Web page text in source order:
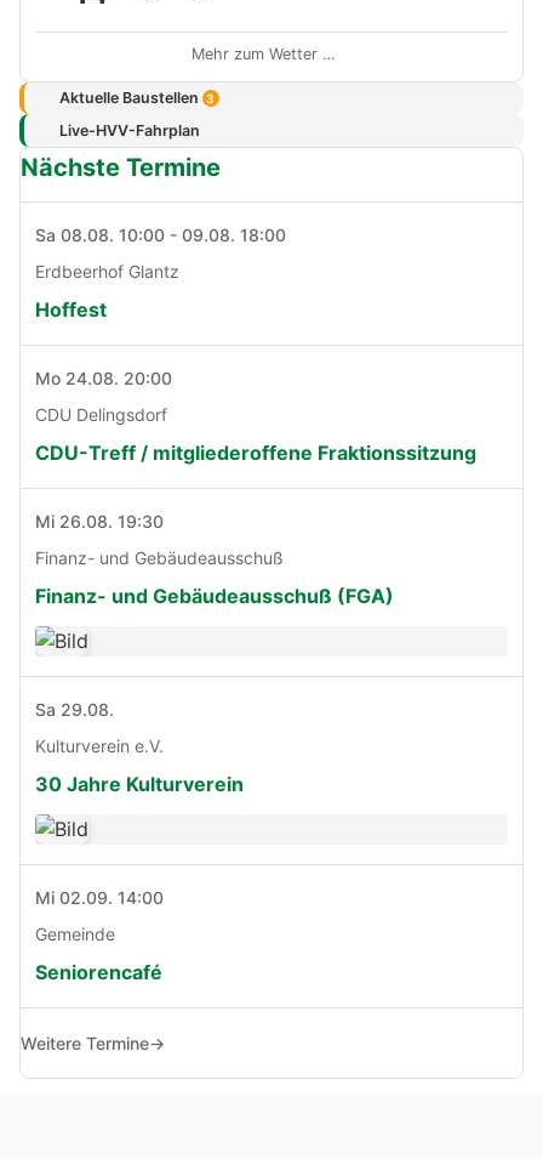
Mehr zum Wetter …
Aktuelle Baustellen 3
Live-HVV-Fahrplan
Nächste Termine
Sa 08.08. 10:00 - 09.08. 18:00
Erdbeerhof Glantz
Hoffest
Mo 24.08. 20:00
CDU Delingsdorf
CDU-Treff / mitgliederoffene Fraktionssitzung
Mi 26.08. 19:30
Finanz- und Gebäudeausschuß
Finanz- und Gebäudeausschuß (FGA)
Sa 29.08.
Kulturverein e.V.
30 Jahre Kulturverein
Mi 02.09. 14:00
Gemeinde
Seniorencafé
Weitere Termine→